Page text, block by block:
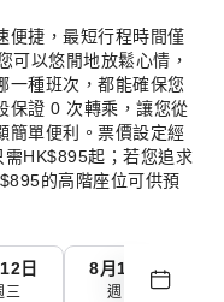
便捷，最短行程時間僅
可以悠閒地放鬆心情，
一種班次，都能確保您
保證 0 次轉乘，讓您從
簡單便利。票價設定經
HK$895起；若您追求
的高階座位可供預
日
三
8月13日
週四